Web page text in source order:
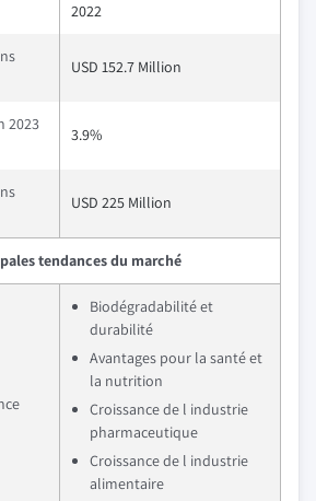
2022
USD 152.7 Million
2023
3.9%
USD 225 Million
tendances du marché
Biodégradabilité et
durabilité
Avantages pour la santé et
la nutrition
Croissance de l industrie
pharmaceutique
Croissance de l industrie
alimentaire